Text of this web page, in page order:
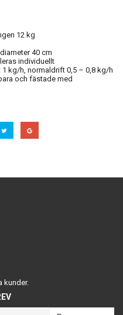
12 kg
40 cm
individuellt
kg/h, normaldrift 0,5 – 0,8 kg/h
och fästade med
kunder.